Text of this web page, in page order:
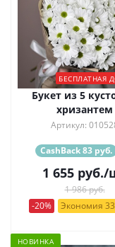
БЕСПЛАТНАЯ
Букет из 5
хризантем
Артикул:
CashBack 83 руб.
1 655руб./
1 986 руб.
-20%
Экономия
НОВИНКА